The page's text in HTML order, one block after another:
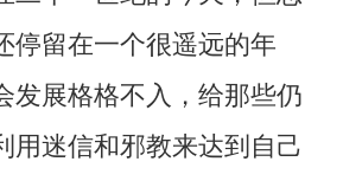
停留在一个很遥远的年
发展格格不入，给那些仍
用迷信和邪教来达到自己